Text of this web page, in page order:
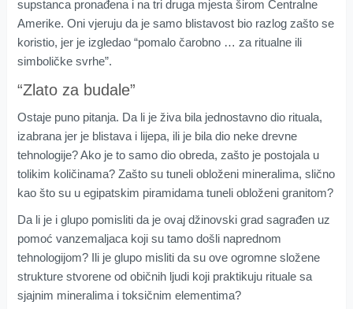
supstanca pronađena i na tri druga mjesta širom Centralne
Amerike. Oni vjeruju da je samo blistavost bio razlog zašto se
koristio, jer je izgledao “pomalo čarobno … za ritualne ili
simboličke svrhe”.
“Zlato za budale”
Ostaje puno pitanja. Da li je živa bila jednostavno dio rituala,
izabrana jer je blistava i lijepa, ili je bila dio neke drevne
tehnologije? Ako je to samo dio obreda, zašto je postojala u
tolikim količinama? Zašto su tuneli obloženi mineralima, slično
kao što su u egipatskim piramidama tuneli obloženi granitom?
Da li je i glupo pomisliti da je ovaj džinovski grad sagrađen uz
pomoć vanzemaljaca koji su tamo došli naprednom
tehnologijom? Ili je glupo misliti da su ove ogromne složene
strukture stvorene od običnih ljudi koji praktikuju rituale sa
sjajnim mineralima i toksičnim elementima?